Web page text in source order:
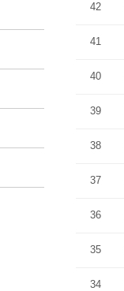
42
41
40
39
38
37
36
35
34